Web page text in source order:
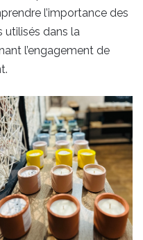
l’importance des
utilisés dans la
l’engagement de